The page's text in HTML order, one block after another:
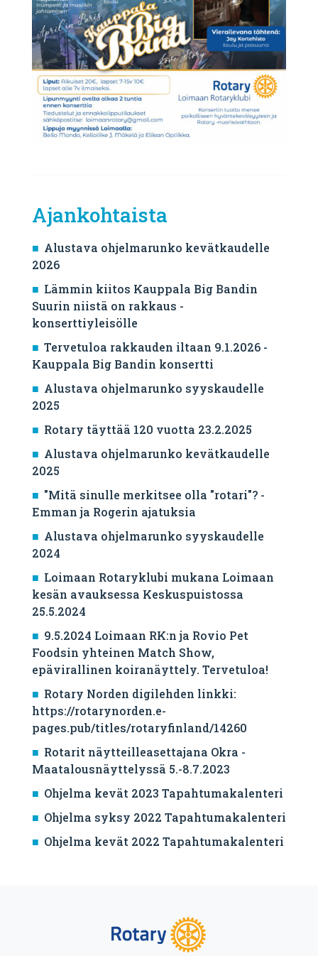
Ajankohtaista
Alustava ohjelmarunko kevätkaudelle
2026
Lämmin kiitos Kauppala Big Bandin
Suurin niistä on rakkaus -
konserttiyleisölle
Tervetuloa rakkauden iltaan 9.1.2026 -
Kauppala Big Bandin konsertti
Alustava ohjelmarunko syyskaudelle
2025
Rotary täyttää 120 vuotta 23.2.2025
Alustava ohjelmarunko kevätkaudelle
2025
"Mitä sinulle merkitsee olla "rotari"? -
Emman ja Rogerin ajatuksia
Alustava ohjelmarunko syyskaudelle
2024
Loimaan Rotaryklubi mukana Loimaan
kesän avauksessa Keskuspuistossa
25.5.2024
9.5.2024 Loimaan RK:n ja Rovio Pet
Foodsin yhteinen Match Show,
epävirallinen koiranäyttely. Tervetuloa!
Rotary Norden digilehden linkki:
https://rotarynorden.e-
pages.pub/titles/rotaryfinland/14260
Rotarit näytteilleasettajana Okra -
Maatalousnäyttelyssä 5.-8.7.2023
Ohjelma kevät 2023 Tapahtumakalenteri
Ohjelma syksy 2022 Tapahtumakalenteri
Ohjelma kevät 2022 Tapahtumakalenteri